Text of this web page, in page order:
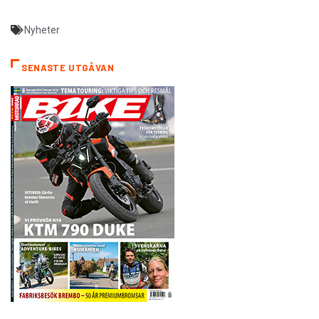
Nyheter
SENASTE UTGÅVAN